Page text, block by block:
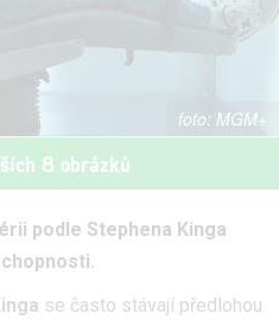
MGM+
8 obrázků
podle Stephena Kinga
se často stávají předlohou